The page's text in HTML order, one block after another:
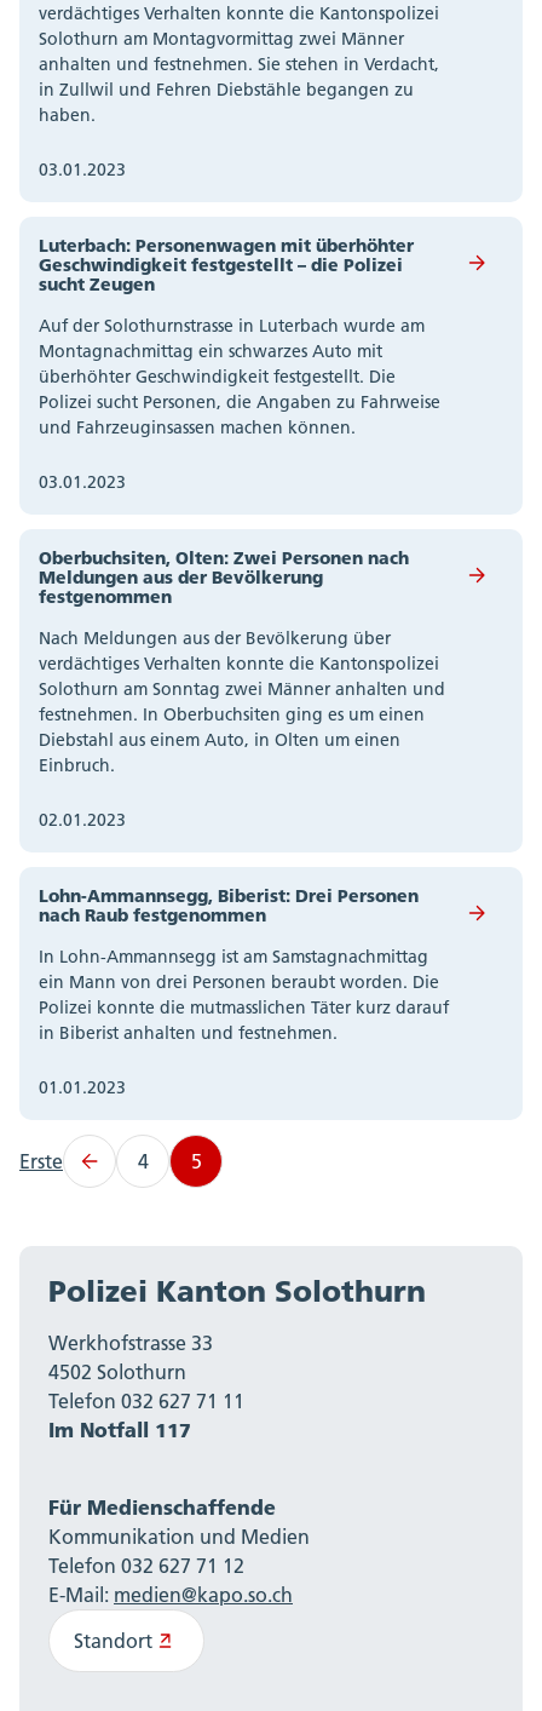
verdächtiges Verhalten konnte die Kantonspolizei
Solothurn am Montagvormittag zwei Männer
anhalten und festnehmen. Sie stehen in Verdacht,
in Zullwil und Fehren Diebstähle begangen zu
haben.
03.01.2023
Luterbach: Personenwagen mit überhöhter
Geschwindigkeit festgestellt – die Polizei
sucht Zeugen
Auf der Solothurnstrasse in Luterbach wurde am
Montagnachmittag ein schwarzes Auto mit
überhöhter Geschwindigkeit festgestellt. Die
Polizei sucht Personen, die Angaben zu Fahrweise
und Fahrzeuginsassen machen können.
03.01.2023
Oberbuchsiten, Olten: Zwei Personen nach
Meldungen aus der Bevölkerung
festgenommen
Nach Meldungen aus der Bevölkerung über
verdächtiges Verhalten konnte die Kantonspolizei
Solothurn am Sonntag zwei Männer anhalten und
festnehmen. In Oberbuchsiten ging es um einen
Diebstahl aus einem Auto, in Olten um einen
Einbruch.
02.01.2023
Lohn-Ammannsegg, Biberist: Drei Personen
nach Raub festgenommen
In Lohn-Ammannsegg ist am Samstagnachmittag
ein Mann von drei Personen beraubt worden. Die
Polizei konnte die mutmasslichen Täter kurz darauf
in Biberist anhalten und festnehmen.
01.01.2023
Erste 4 5
Polizei Kanton Solothurn
Werkhofstrasse 33
4502 Solothurn
Telefon 032 627 71 11
Im Notfall 117
Für Medienschaffende
Kommunikation und Medien
Telefon 032 627 71 12
E-Mail: medien@kapo.so.ch
Standort